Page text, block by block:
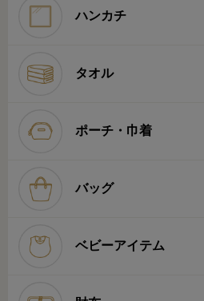
ハンカチ
タオル
ポーチ・巾着
バッグ
ベビーアイテム